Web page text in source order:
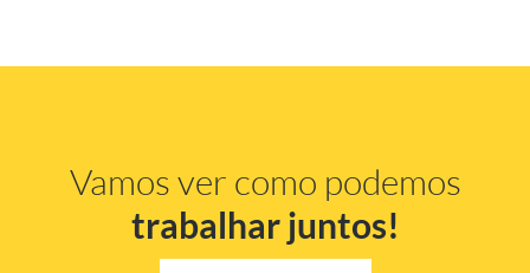
Vamos ver como podemos
trabalhar juntos!